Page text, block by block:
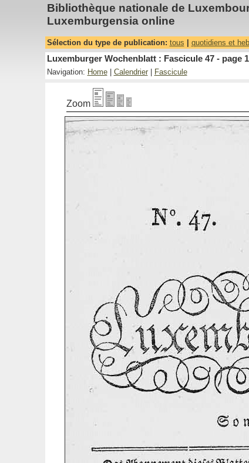
Bibliothèque nationale de
Luxemburgensia online
Sélection du type de publication: tous quotidiens et
Luxemburger Wochenblatt : Fascicule 47 - page 1
Navigation: Home| Calendrier| Fascicule
Zoom